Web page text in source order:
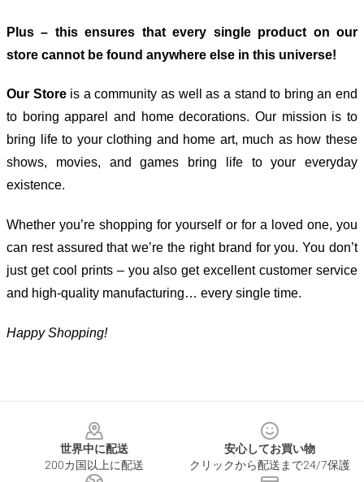
Plus – this ensures that every single product on our
store cannot be found anywhere else in this universe!
Our Storeis a community as well as a stand to bring an end
to boring apparel and home decorations. Our mission is to
bring life to your clothing and home art, much as how these
shows, movies, and games bring life to your everyday
existence.
Whether you’re shopping for yourself or for a loved one, you
can rest assured that we’re the right brand for you. You don’t
just get cool prints – you also get excellent customer service
and high-quality manufacturing… every single time.
Happy Shopping!
世界中に配送
200カ国以上に配送
安心してお買い物
クリックから配送まで24/7保護